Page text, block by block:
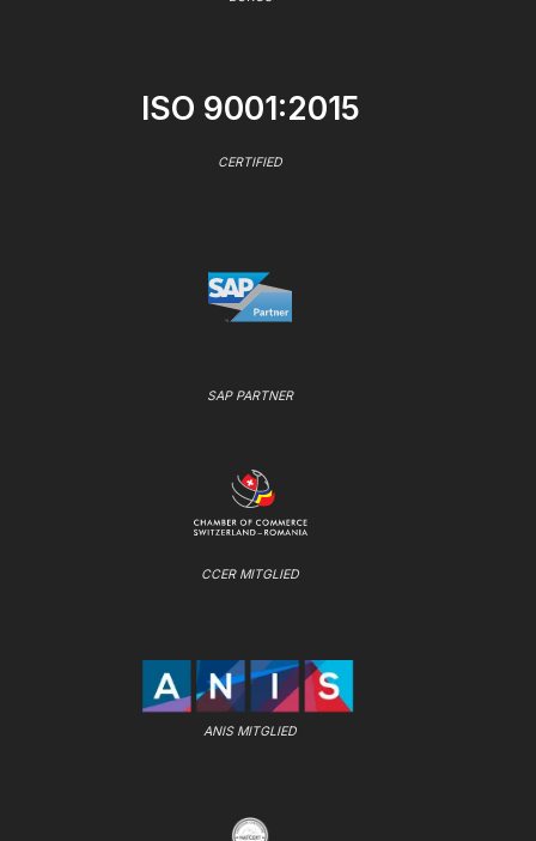
ISO 9001:2015
CERTIFIED
SAP PARTNER
CCER MITGLIED
ANIS MITGLIED